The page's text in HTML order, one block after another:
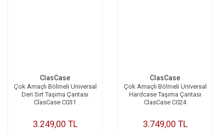
ClasCase
Çok Amaçlı Bölmeli Universal
Deri Sırt Taşıma Çantası
ClasCase C031
3.249,00 TL
ClasCase
Çok Amaçlı Bölmeli Universal
Hardcase Taşıma Çantası
ClasCase C024
3.749,00 TL